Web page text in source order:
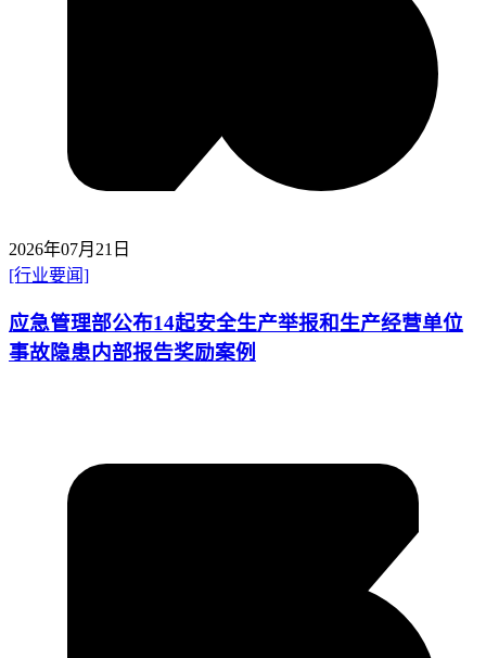
2026年07月21日
[行业要闻]
应急管理部公布14起安全生产举报和生产经营单位
事故隐患内部报告奖励案例